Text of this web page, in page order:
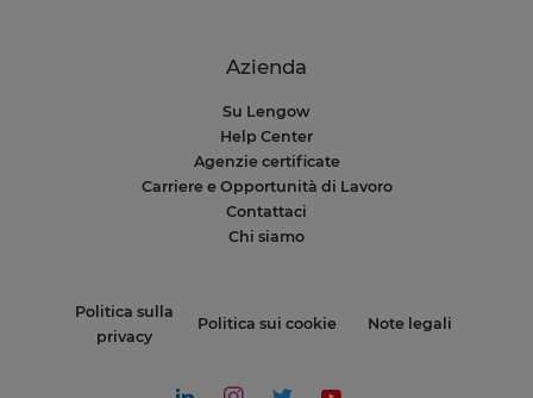
Azienda
Su Lengow
Help Center
Agenzie certificate
Carriere e Opportunità di Lavoro
Contattaci
Chi siamo
Politica sulla
privacy
Politica sui cookie Note legali